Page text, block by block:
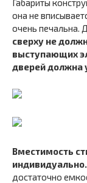
Габариты
она не
очень печальна.
сверху не
выступающих
дверей должна
Вместимость
индивидуально.
достаточно